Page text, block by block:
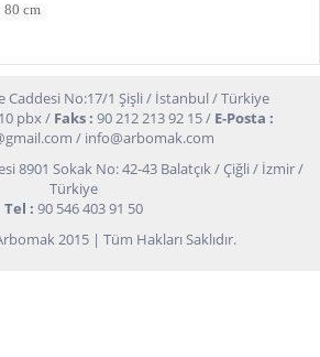
cm
Caddesi No:17/1 Şişli / İstanbul / Türkiye
pbx / Faks : 90 212 213 92 15 / E-Posta :
/ info@arbomak.com
8901 Sokak No: 42-43 Balatçık / Çiğli / İzmir /
Türkiye
Tel : 90 546 403 91 50
2015 | Tüm Hakları Saklıdır.